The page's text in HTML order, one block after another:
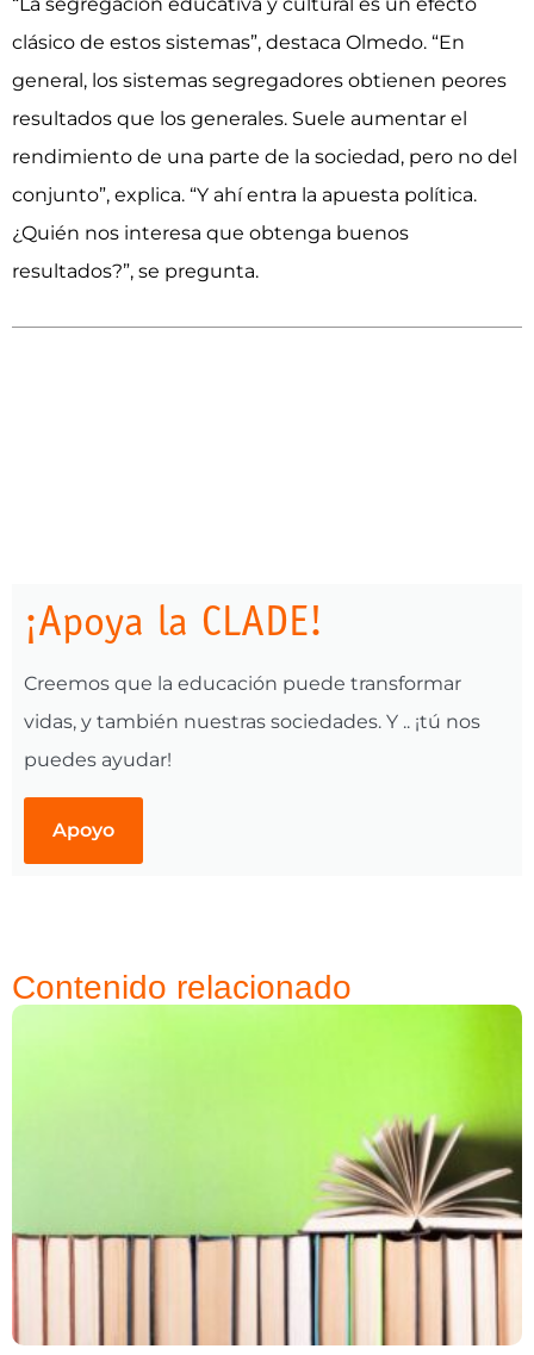
clásico de estos sistemas”, destaca Olmedo. “En
general, los sistemas segregadores obtienen peores
resultados que los generales. Suele aumentar el
rendimiento de una parte de la sociedad, pero no del
conjunto”, explica. “Y ahí entra la apuesta política.
¿Quién nos interesa que obtenga buenos
resultados?”, se pregunta.
¡Apoya la CLADE!
Creemos que la educación puede transformar
vidas, y también nuestras sociedades. Y .. ¡tú nos
puedes ayudar!
Apoyo
Contenido relacionado